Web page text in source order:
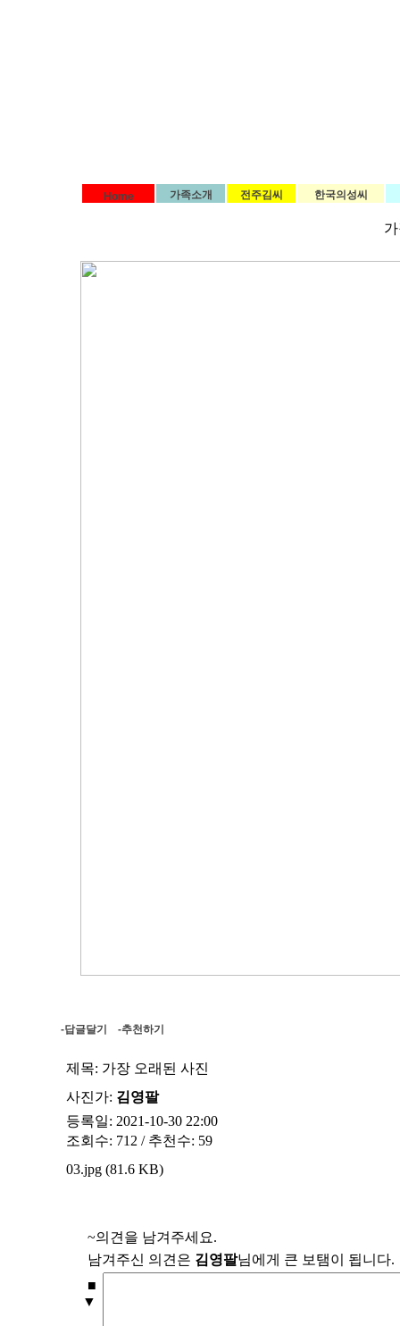
Home 가족소개 전주김씨 한국의성씨
-답글달기 -추천하기
제목: 가장 오래된 사진
사진가: 김영팔
등록일: 2021-10-30 22:00
조회수: 712 / 추천수: 59
03.jpg (81.6 KB)
~의견을 남겨주세요.
남겨주신 의견은 김영팔님에게 큰 보탬이 됩니다.
■
▼